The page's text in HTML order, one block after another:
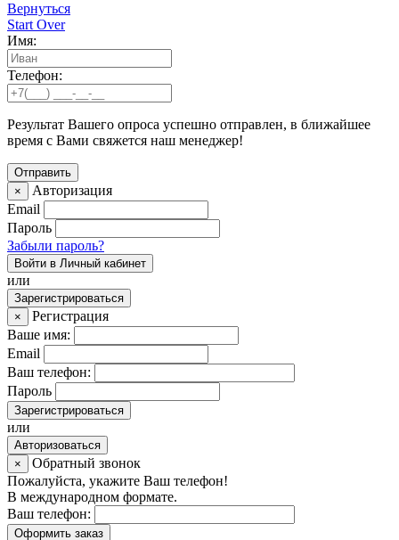
Вернуться
Start Over
Имя:
Телефон:
Результат Вашего опроса успешно отправлен, в ближайшее
время с Вами свяжется наш менеджер!
×
Авторизация
Email
Пароль
Забыли пароль?
Войти в Личный кабинет
или
Зарегистрироваться
×
Регистрация
Ваше имя:
Email
Ваш телефон:
Пароль
Зарегистрироваться
или
Авторизоваться
×
Обратный звонок
Пожалуйста, укажите Ваш телефон!
В международном формате.
Ваш телефон:
Оформить заказ